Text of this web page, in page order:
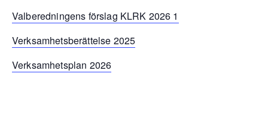
Valberedningens förslag KLRK 2026 1
Verksamhetsberättelse 2025
Verksamhetsplan 2026